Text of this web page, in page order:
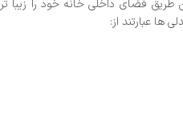
طریق فضای داخلی خانه خود را زیبا تر
ها عبارتند از: